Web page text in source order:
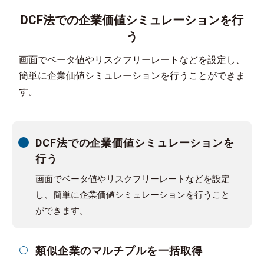
DCF法での企業価値シミュレーションを行
う
画面でベータ値やリスクフリーレートなどを設定し、
簡単に企業価値シミュレーションを行うことができま
す。
DCF法での企業価値シミュレーションを
行う
画面でベータ値やリスクフリーレートなどを設定
し、簡単に企業価値シミュレーションを行うこと
ができます。
類似企業のマルチプルを一括取得